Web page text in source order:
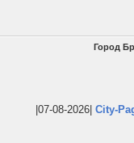
Город
|07-08-2026| City-